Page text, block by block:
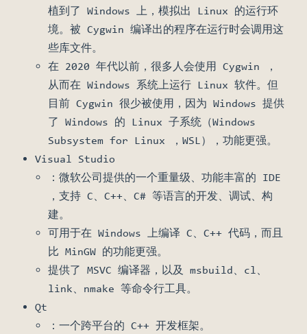
植到了 Windows 上，模拟出 Linux 的运行环
境。被 Cygwin 编译出的程序在运行时会调用这
些库文件。
在 2020 年代以前，很多人会使用 Cygwin ，
从而在 Windows 系统上运行 Linux 软件。但
目前 Cygwin 很少被使用，因为 Windows 提供
了 Windows 的 Linux 子系统（Windows
Subsystem for Linux ，WSL），功能更强。
Visual Studio
：微软公司提供的一个重量级、功能丰富的 IDE
，支持 C、C++、C# 等语言的开发、调试、构
建。
可用于在 Windows 上编译 C、C++ 代码，而且
比 MinGW 的功能更强。
提供了 MSVC 编译器，以及 msbuild、cl、
link、nmake 等命令行工具。
Qt
：一个跨平台的 C++ 开发框架。